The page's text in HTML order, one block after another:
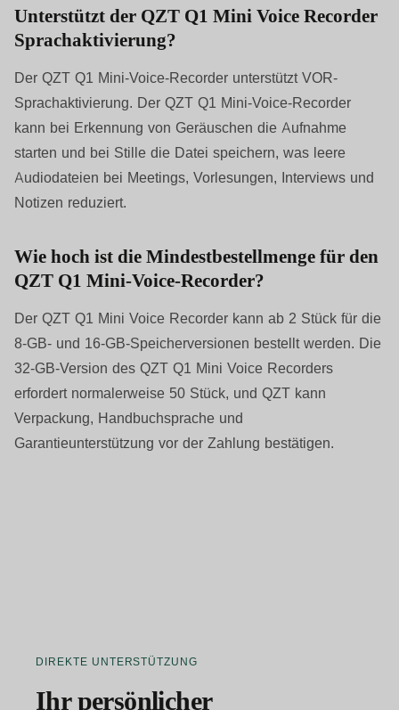
Unterstützt der QZT Q1 Mini Voice Recorder
Sprachaktivierung?
Der QZT Q1 Mini-Voice-Recorder unterstützt VOR-
Sprachaktivierung. Der QZT Q1 Mini-Voice-Recorder
kann bei Erkennung von Geräuschen die Aufnahme
starten und bei Stille die Datei speichern, was leere
Audiodateien bei Meetings, Vorlesungen, Interviews und
Notizen reduziert.
Wie hoch ist die Mindestbestellmenge für den
QZT Q1 Mini-Voice-Recorder?
Der QZT Q1 Mini Voice Recorder kann ab 2 Stück für die
8-GB- und 16-GB-Speicherversionen bestellt werden. Die
32-GB-Version des QZT Q1 Mini Voice Recorders
erfordert normalerweise 50 Stück, und QZT kann
Verpackung, Handbuchsprache und
Garantieunterstützung vor der Zahlung bestätigen.
DIREKTE UNTERSTÜTZUNG
Ihr persönlicher